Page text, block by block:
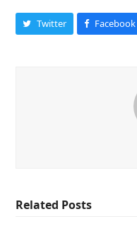
Twitter Facebook
Related Posts